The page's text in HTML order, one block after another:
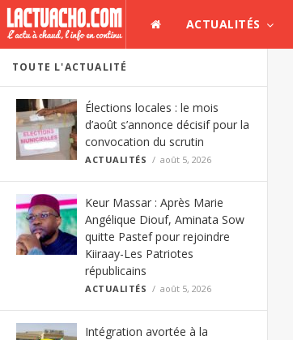
ACTUALITÉS
TOUTE L'ACTUALITÉ
Élections locales : le mois
d’août s’annonce décisif pour la
convocation du scrutin
ACTUALITÉS août 5, 2026
Keur Massar : Après Marie
Angélique Diouf, Aminata Sow
quitte Pastef pour rejoindre
Kiiraay-Les Patriotes
républicains
ACTUALITÉS août 5, 2026
Intégration avortée à la